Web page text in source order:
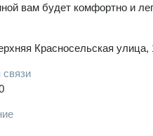
вам будет комфортно и
Красносельская улица,